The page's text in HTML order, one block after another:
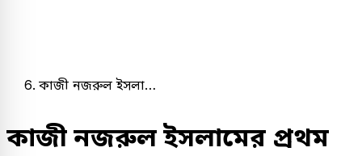
কাজী নজরুল ইসলা…
কাজী নজরুল ইসলামের প্রথম